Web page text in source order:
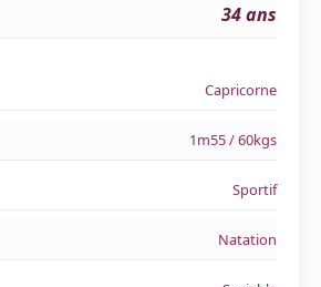
34 ans
Capricorne
1m55 / 60kgs
Sportif
Natation